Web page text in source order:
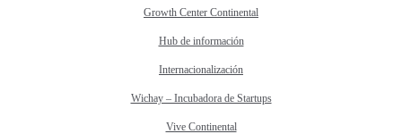
Growth Center Continental
Hub de información
Internacionalización
Wichay – Incubadora de Startups
Vive Continental